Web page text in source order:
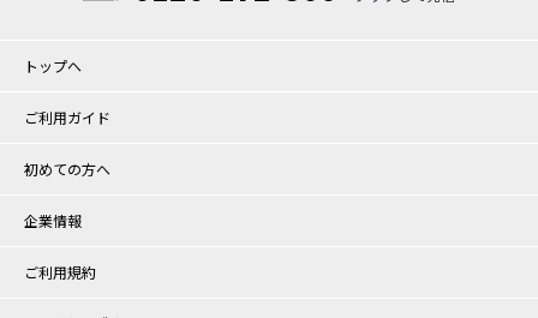
トップへ
ご利用ガイド
初めての方へ
企業情報
ご利用規約